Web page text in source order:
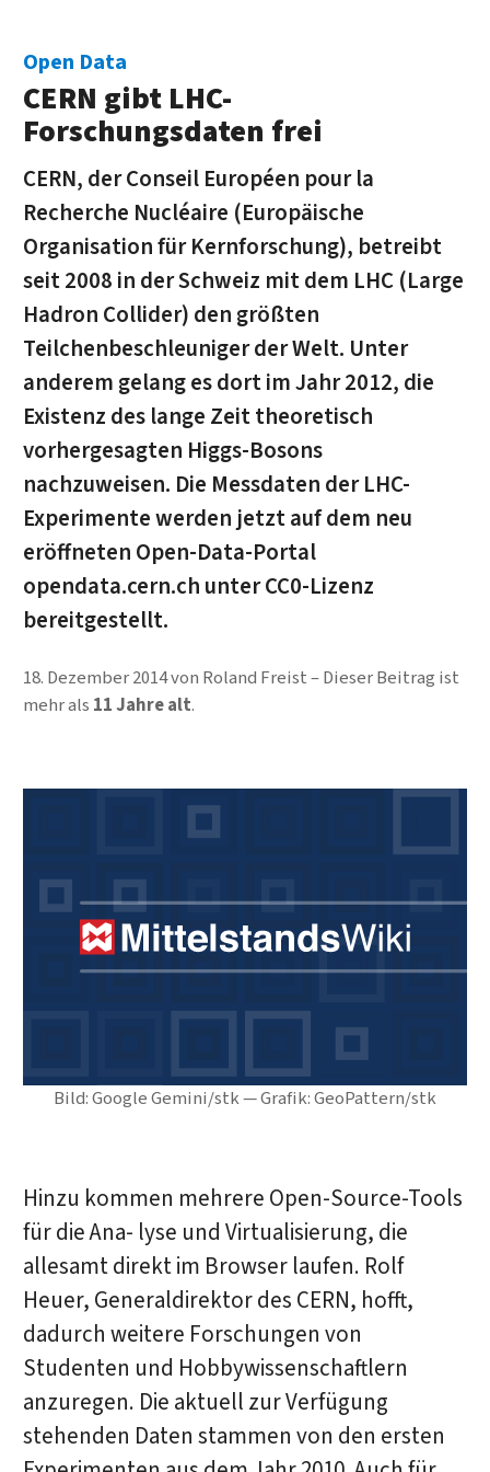
Bild: Google Gemini/stk — Grafik: GeoPattern/stk
Open Data
CERN gibt LHC-
Forschungsdaten frei
CERN, der Conseil Européen pour la
Recherche Nucléaire (Europäische
Organisation für Kernforschung), betreibt
seit 2008 in der Schweiz mit dem LHC (Large
Hadron Collider) den größten
Teilchenbeschleuniger der Welt. Unter
anderem gelang es dort im Jahr 2012, die
Existenz des lange Zeit theoretisch
vorhergesagten Higgs-Bosons
nachzuweisen. Die Messdaten der LHC-
Experimente werden jetzt auf dem neu
eröffneten Open-Data-Portal
opendata.cern.ch unter CC0-Lizenz
bereitgestellt.
18. Dezember 2014von Roland Freist
Dieser Beitrag ist
mehr als 11 Jahre alt.
Hinzu kommen mehrere Open-Source-Tools
für die Ana- lyse und Virtualisierung, die
allesamt direkt im Browser laufen. Rolf
Heuer, Generaldirektor des CERN, hofft,
dadurch weitere Forschungen von
Studenten und Hobbywissenschaftlern
anzuregen. Die aktuell zur Verfügung
stehenden Daten stammen von den ersten